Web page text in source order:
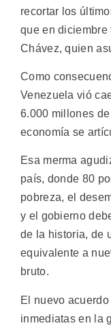
recortar los
que en diciembre
Chávez, quien
Como
Venezuela vió
6.000 millones
economía se
Esa merma
país, donde 80
pobreza, el
y el gobierno
de la historia, de
equivalente a
bruto.
El nuevo
inmediatas en la